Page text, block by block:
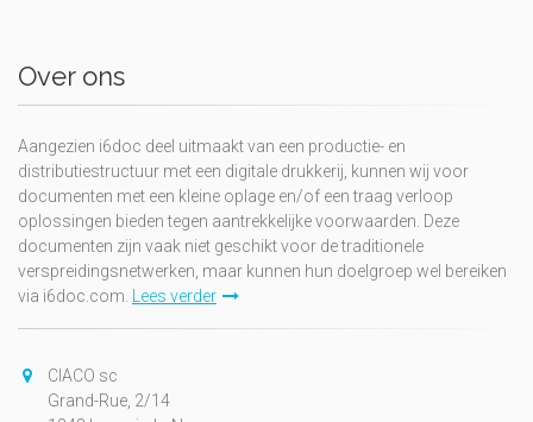
Over ons
Aangezien i6doc deel uitmaakt van een productie- en
distributiestructuur met een digitale drukkerij, kunnen wij voor
documenten met een kleine oplage en/of een traag verloop
oplossingen bieden tegen aantrekkelijke voorwaarden. Deze
documenten zijn vaak niet geschikt voor de traditionele
verspreidingsnetwerken, maar kunnen hun doelgroep wel bereiken
via i6doc.com. Lees verder
CIACO sc
Grand-Rue, 2/14